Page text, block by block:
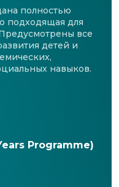
полностью
подходящая для
все
детей и
навыков.
Programme)